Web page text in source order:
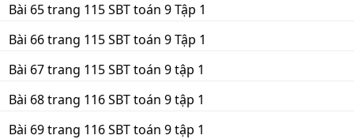
Bài 65 trang 115 SBT toán 9 Tập 1
Bài 66 trang 115 SBT toán 9 Tập 1
Bài 67 trang 115 SBT toán 9 tập 1
Bài 68 trang 116 SBT toán 9 tập 1
Bài 69 trang 116 SBT toán 9 tập 1